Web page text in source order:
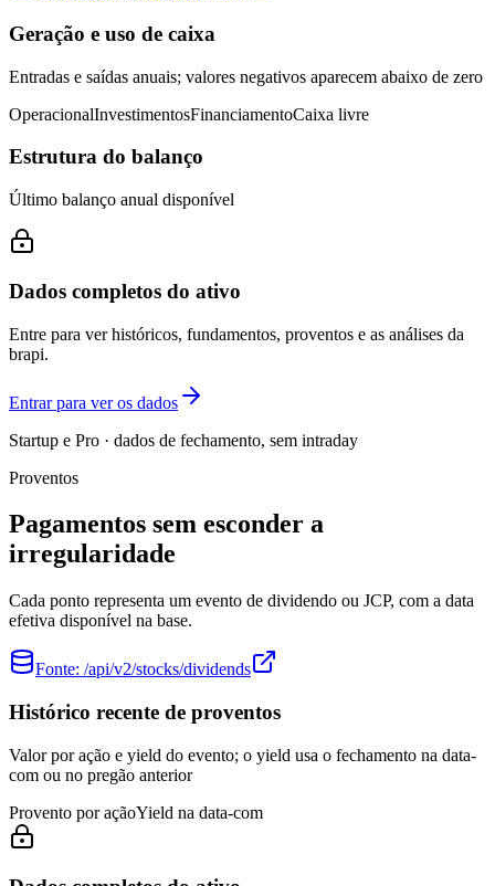
Geração e uso de caixa
Entradas e saídas anuais; valores negativos aparecem abaixo de zero
OperacionalInvestimentosFinanciamentoCaixa livre
Estrutura do balanço
Último balanço anual disponível
Dados completos do ativo
Entre para ver históricos, fundamentos, proventos e as análises da
brapi.
Entrar para ver os dados
Startup e Pro · dados de fechamento, sem intraday
Proventos
Pagamentos sem esconder a
irregularidade
Cada ponto representa um evento de dividendo ou JCP, com a data
efetiva disponível na base.
Fonte: /api/v2/stocks/dividends
Histórico recente de proventos
Valor por ação e yield do evento; o yield usa o fechamento na data-
com ou no pregão anterior
Provento por açãoYield na data-com